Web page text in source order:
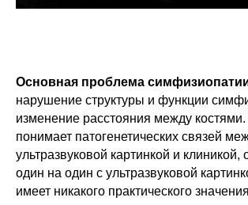
Основная проблема
нарушение структуры и функции
изменение расстояния между
понимает патогенетических связей
ультразвуковой картинкой и клиникой,
один на один с ультразвуковой
имеет никакого практического